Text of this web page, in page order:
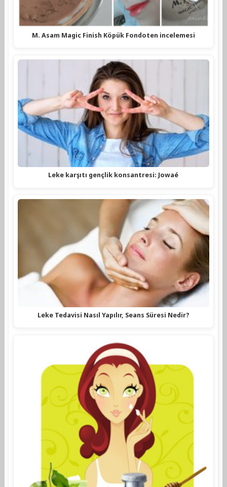
M. Asam Magic Finish Köpük Fondoten incelemesi
Leke karşıtı gençlik konsantresi: Jowaé
Leke Tedavisi Nasıl Yapılır, Seans Süresi Nedir?